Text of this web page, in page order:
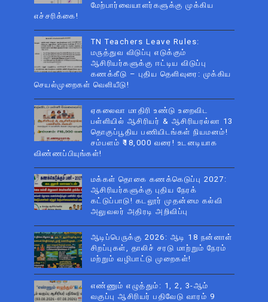
மேற்பார்வையாளர்களுக்கு முக்கிய
எச்சரிக்கை!
TN Teachers Leave Rules:
மருத்துவ விடுப்பு எடுக்கும்
ஆசிரியர்களுக்கு ஈட்டிய விடுப்பு
கணக்கீடு – புதிய தெளிவுரை: முக்கிய
செயல்முறைகள் வெளியீடு!
ஏகலைவா மாதிரி உண்டு உறைவிட
பள்ளியில் ஆசிரியர் & ஆசிரியரல்லா 13
தொகுப்பூதிய பணியிடங்கள் நியமனம்!
சம்பளம் ₹18,000 வரை! உடனடியாக
விண்ணப்பியுங்கள்!
மக்கள் தொகை கணக்கெடுப்பு 2027:
ஆசிரியர்களுக்கு புதிய நேரக்
கட்டுப்பாடு! கடலூர் முதன்மை கல்வி
அலுவலர் அதிரடி அறிவிப்பு
ஆடிப்பெருக்கு 2026: ஆடி 18 நன்னாள்
சிறப்புகள், தாலிச் சரடு மாற்றும் நேரம்
மற்றும் வழிபாட்டு முறைகள்!
எண்ணும் எழுத்தும்: 1, 2, 3-ஆம்
வகுப்பு ஆசிரியர் பதிவேடு வாரம் 9